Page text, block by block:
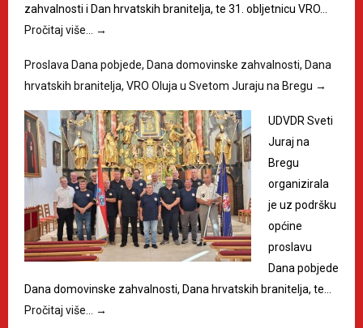
zahvalnosti i Dan hrvatskih branitelja, te 31. obljetnicu VRO…
Pročitaj više…
→
Proslava Dana pobjede, Dana domovinske zahvalnosti, Dana
hrvatskih branitelja, VRO Oluja u Svetom Juraju na Bregu →
UDVDR Sveti
Juraj na
Bregu
organizirala
je uz podršku
općine
proslavu
Dana pobjede
Dana domovinske zahvalnosti, Dana hrvatskih branitelja, te…
Pročitaj više…
→